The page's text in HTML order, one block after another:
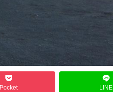
Pocket LINE